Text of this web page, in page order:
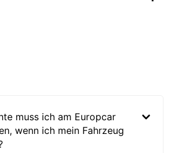
muss ich am Europcar
wenn ich mein Fahrzeug